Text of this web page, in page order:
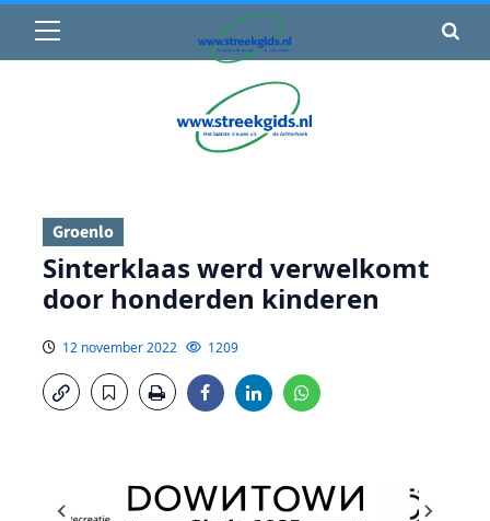
21°C• Vandaag 15° / 24°
Primair
menu
Groenlo
Sinterklaas werd verwelkomt
door honderden kinderen
12 november 2022 1209